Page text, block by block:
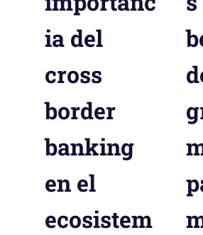
ia del
cross
border
banking
en el
ecosistem